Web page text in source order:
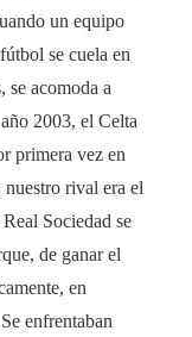
un equipo
se cuela en
se acomoda a
2003, el Celta
primera vez en
rival era el
Sociedad se
de ganar el
en
enfrentaban